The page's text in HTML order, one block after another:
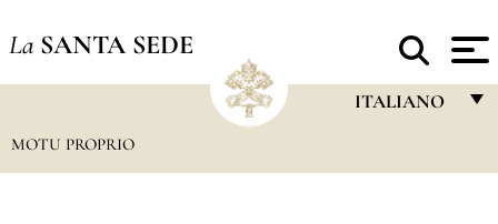
La SANTA SEDE
ITALIANO
MOTU PROPRIO